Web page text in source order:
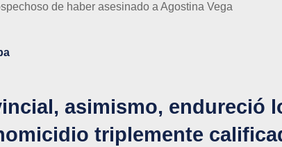
de haber asesinado a Agostina Vega
asimismo, endureció
triplemente